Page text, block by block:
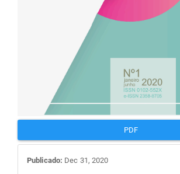
PDF
Publicado: Dec 31, 2020